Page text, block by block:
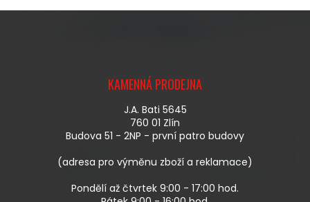
KAMENNÁ PRODEJNA
J.A. Bati 5645
760 01 Zlín
Budova 51 - 2NP - první patro budovy
(adresa pro výměnu zboží a reklamace)
Pondělí až čtvrtek 9:00 - 17:00 hod.